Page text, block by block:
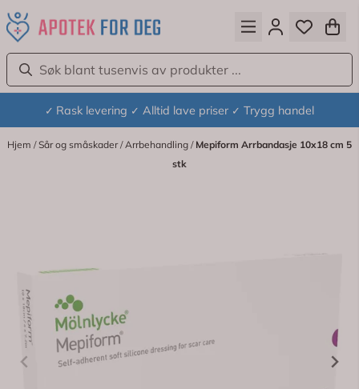
Hopp til innhold
✓ Rask levering ✓ Alltid lave priser ✓ Trygg handel
Hjem /Sår og småskader/ Arrbehandling / Mepiform Arrbandasje 10x18 cm 5
stk